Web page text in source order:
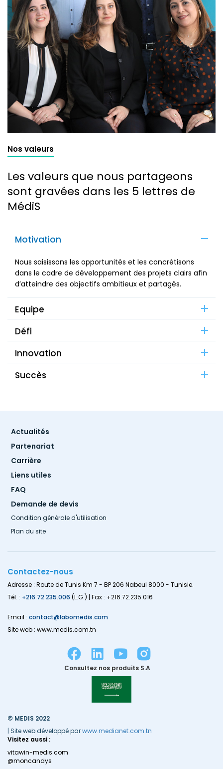
Nos valeurs
Les valeurs que nous partageons
sont gravées dans les 5 lettres de
MédiS
Motivation
Nous saisissons les opportunités et les concrétisons
dans le cadre de développement des projets clairs afin
d’atteindre des objectifs ambitieux et partagés.
Equipe
Défi
Innovation
Succès
Footer
Actualités
Partenariat
Carrière
Liens utiles
FAQ
Demande de devis
Condition générale d'utilisation
Plan du site
Contactez-nous
Adresse : Route de Tunis Km 7 - BP 206 Nabeul 8000 - Tunisie.
Tél. : +216.72.235.006 (L.G.) | Fax : +216.72.235.016
Email : contact@labomedis.com
Site web : www.medis.com.tn
Consultez nos produits S.A
© MEDIS 2022
| Site web développé parwww.medianet.com.tn
Visitez aussi :
vitawin-medis.com
@moncandys